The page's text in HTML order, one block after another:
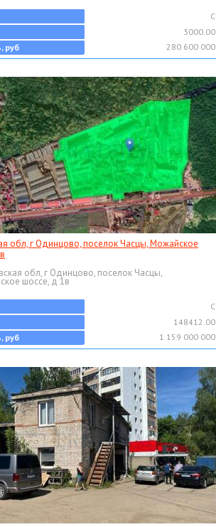
C
3000.00
руб
280 600 000
обл, г Одинцово, поселок Часцы, Можайское
обл, г Одинцово, поселок Часцы,
шоссе, д 1в
C
148412.00
руб
1 159 000 000